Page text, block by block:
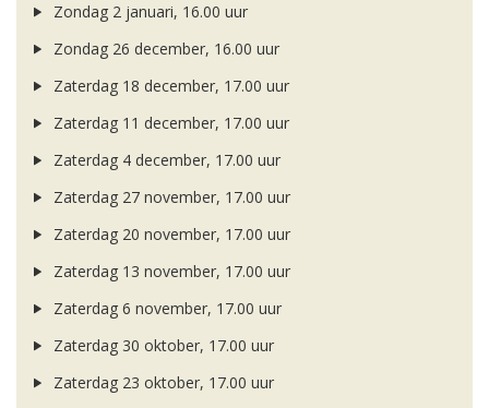
Zondag 2 januari, 16.00 uur
Zondag 26 december, 16.00 uur
Zaterdag 18 december, 17.00 uur
Zaterdag 11 december, 17.00 uur
Zaterdag 4 december, 17.00 uur
Zaterdag 27 november, 17.00 uur
Zaterdag 20 november, 17.00 uur
Zaterdag 13 november, 17.00 uur
Zaterdag 6 november, 17.00 uur
Zaterdag 30 oktober, 17.00 uur
Zaterdag 23 oktober, 17.00 uur